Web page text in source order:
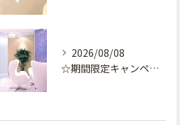
2026/08/08
☆期間限定キャンペーン開催中☆